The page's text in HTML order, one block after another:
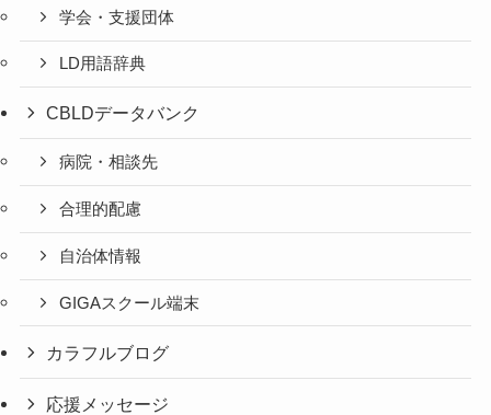
学会・支援団体
LD用語辞典
CBLDデータバンク
病院・相談先
合理的配慮
自治体情報
GIGAスクール端末
カラフルブログ
応援メッセージ